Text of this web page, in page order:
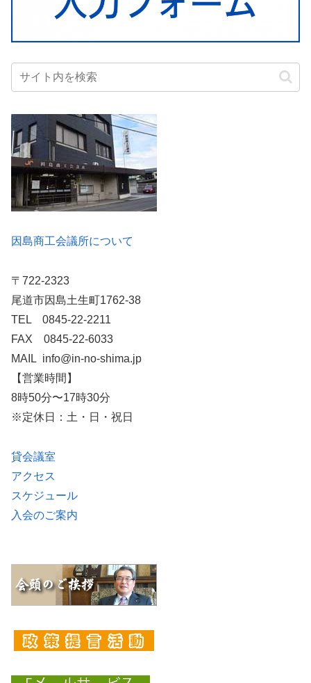
因島商工会議所について
〒722-2323
尾道市因島土生町1762-38
TEL 0845-22-2211
FAX 0845-22-6033
MAIL info@in-no-shima.jp
【営業時間】
8時50分〜17時30分
※定休日：土・日・祝日
貸会議室
アクセス
スケジュール
入会のご案内